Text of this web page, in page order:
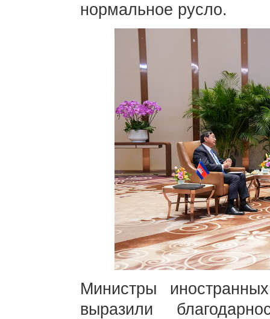
нормальное русло.
Министры
выразили